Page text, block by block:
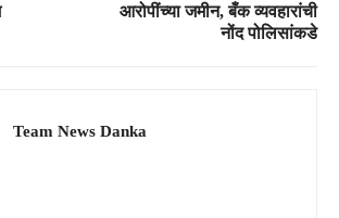
आरोपींच्या जमीन, बँक व्यवहारांची
नोंद पोलिसांकडे
Team News Danka